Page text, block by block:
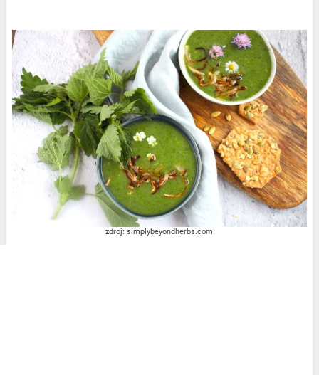
zdroj: simplybeyondherbs.com